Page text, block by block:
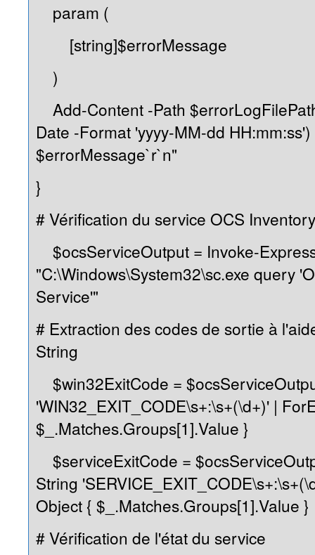
param (
[string]$errorMessage
)
Add-Content -Path
Date -Format 'yyyy-MM-dd HH:mm:ss')
$errorMessage`r`n"
}
# Vérification du service OCS
$ocsServiceOutput = Invoke-
"C:\Windows\System32\sc.exe query
Service'"
# Extraction des codes de sortie à
String
$win32ExitCode =
'WIN32_EXIT_CODE\s+:\s+(\d+)' |
$_.Matches.Groups[1].Value }
$serviceExitCode =
String
Object { $_.Matches.Groups[1].Value }
# Vérification de l'état du service